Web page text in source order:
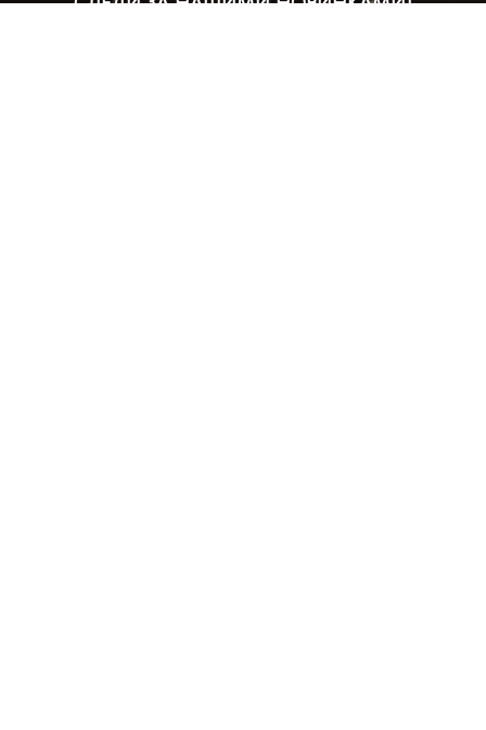
СЛЕДИ ЗА НАШИМИ НОВИНКАМИ!